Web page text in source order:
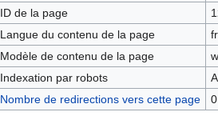
ID de la page
Langue du contenu de la page
Modèle de contenu de la page
Indexation par robots
Nombre de redirections vers cette page
0